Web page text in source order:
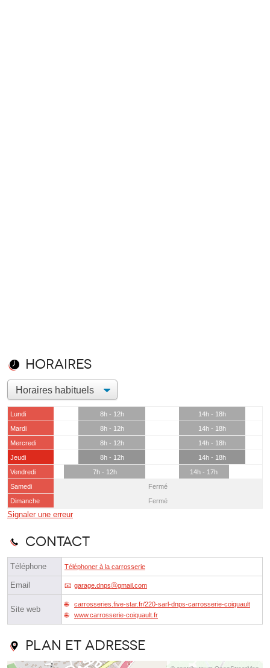
Horaires
Lundi 8h - 12h
14h - 18h
Mardi
8h - 12h
14h - 18h
Mercredi
8h - 12h
14h - 18h
Jeudi
8h - 12h
14h - 18h
Vendredi
7h - 12h
14h - 17h
Samedi
Fermé
Dimanche
Fermé
Signaler une erreur
Contact
Téléphone Téléphoner à la carrosserie
Email garage.dnpsⓐgmail.com
Site web
carrosseries.five-star.fr/220-sarl-dnps-carrosserie-coiquault
www.carrosserie-coiquault.fr
Plan et adresse